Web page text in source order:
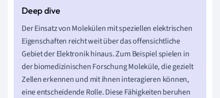
Der Einsatz von Molekülen mit speziellen elektrischen
Eigenschaften reicht weit über das offensichtliche
Gebiet der Elektronik hinaus. Zum Beispiel spielen in
der biomedizinischen Forschung Moleküle, die gezielt
Zellen erkennen und mit ihnen interagieren können,
eine entscheidende Rolle. Diese Fähigkeiten beruhen